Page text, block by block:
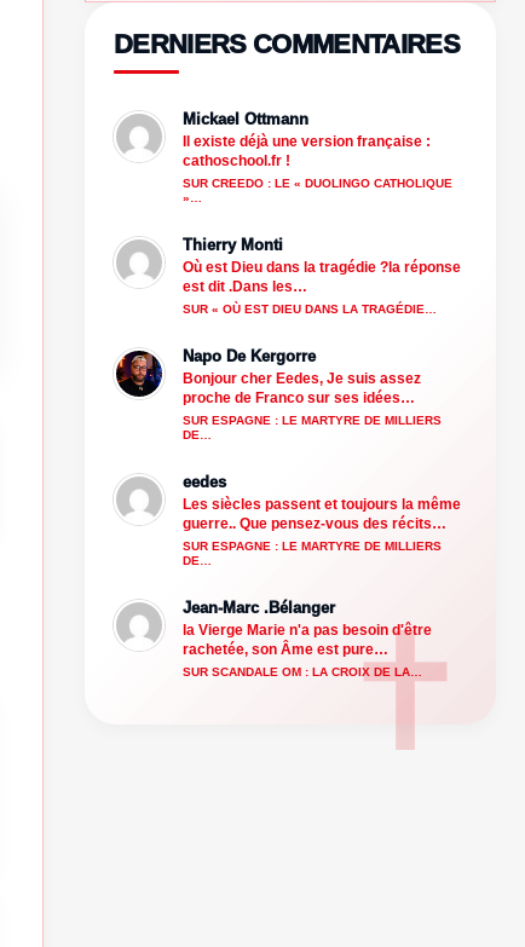
DERNIERS COMMENTAIRES
Mickael Ottmann
Il existe déjà une version française :
cathoschool.fr !
SUR CREEDO : LE « DUOLINGO CATHOLIQUE
»…
Thierry Monti
Où est Dieu dans la tragédie ?la réponse
est dit .Dans les…
SUR « OÙ EST DIEU DANS LA TRAGÉDIE…
Napo De Kergorre
Bonjour cher Eedes, Je suis assez
proche de Franco sur ses idées…
SUR ESPAGNE : LE MARTYRE DE MILLIERS
DE…
eedes
Les siècles passent et toujours la même
guerre.. Que pensez-vous des récits…
SUR ESPAGNE : LE MARTYRE DE MILLIERS
DE…
Jean-Marc .Bélanger
la Vierge Marie n'a pas besoin d'être
rachetée, son Âme est pure…
SUR SCANDALE OM : LA CROIX DE LA…